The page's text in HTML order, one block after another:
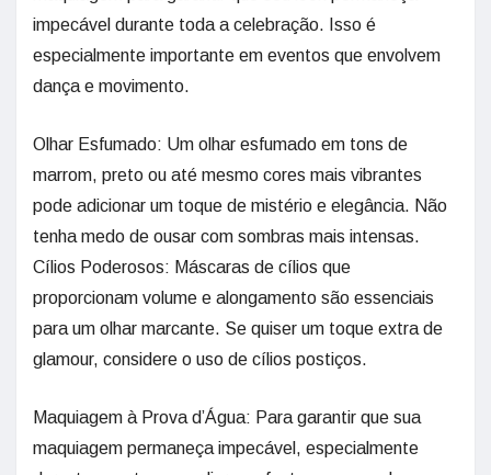
impecável durante toda a celebração. Isso é
especialmente importante em eventos que envolvem
dança e movimento.
Olhar Esfumado: Um olhar esfumado em tons de
marrom, preto ou até mesmo cores mais vibrantes
pode adicionar um toque de mistério e elegância. Não
tenha medo de ousar com sombras mais intensas.
Cílios Poderosos: Máscaras de cílios que
proporcionam volume e alongamento são essenciais
para um olhar marcante. Se quiser um toque extra de
glamour, considere o uso de cílios postiços.
Maquiagem à Prova d’Água: Para garantir que sua
maquiagem permaneça impecável, especialmente